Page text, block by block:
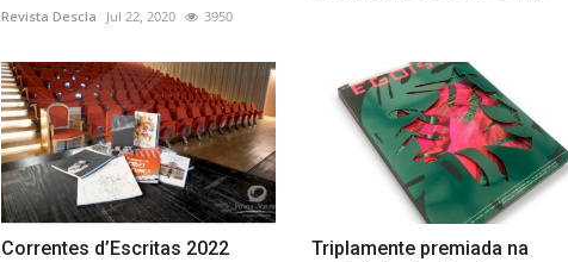
Revista Descla Jul 22, 2020 3950
Correntes d’Escritas 2022
Triplamente premiada na